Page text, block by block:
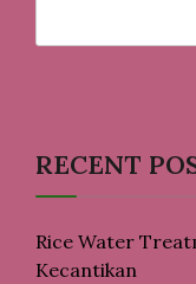
RECENT
Rice Water
Kecantikan